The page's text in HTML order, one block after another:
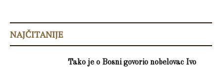
NAJČITANIJE
Tako je o Bosni govorio nobelovac Ivo